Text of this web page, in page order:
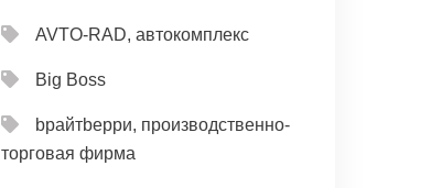
AVTO-RAD, автокомплекс
Big Boss
bрайтbерри, производственно-
торговая фирма